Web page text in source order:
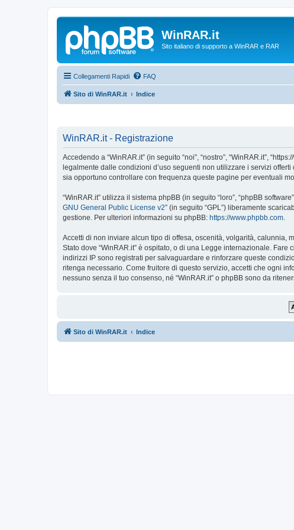
WinRAR.it
Sito italiano di supporto a WinRAR e RAR
Collegamenti Rapidi FAQ
Sito di WinRAR.it Indice
WinRAR.it - Registrazione
Accedendo a “WinRAR.it” (in seguito “noi”, “nostro”, “WinRAR.it”,
legalmente dalle condizioni d’uso seguenti non utilizzare i servizi
sia opportuno controllare con frequenza queste pagine per eventuali
“WinRAR.it” utilizza il sistema phpBB (in seguito “loro”, “phpBB
GNU General Public License v2” (in seguito “GPL”) liberamente
gestione. Per ulteriori informazioni su phpBB: https://www.phpbb.com.
Accetti di non inviare alcun tipo di offesa, oscenità, volgarità,
Stato dove “WinRAR.it” è ospitato, o di una Legge internazionale.
indirizzi IP sono registrati per salvaguardare e rinforzare queste
ritenga necessario. Come fruitore di questo servizio, accetti che ogni
nessuno senza il tuo consenso, né “WinRAR.it” o phpBB sono da
Sito di WinRAR.it Indice